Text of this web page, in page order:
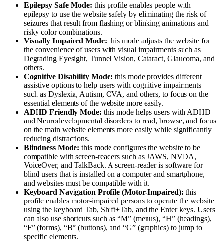
Epilepsy Safe Mode: this profile enables people with
epilepsy to use the website safely by eliminating the risk of
seizures that result from flashing or blinking animations and
risky color combinations.
Visually Impaired Mode: this mode adjusts the website for
the convenience of users with visual impairments such as
Degrading Eyesight, Tunnel Vision, Cataract, Glaucoma, and
others.
Cognitive Disability Mode: this mode provides different
assistive options to help users with cognitive impairments
such as Dyslexia, Autism, CVA, and others, to focus on the
essential elements of the website more easily.
ADHD Friendly Mode: this mode helps users with ADHD
and Neurodevelopmental disorders to read, browse, and focus
on the main website elements more easily while significantly
reducing distractions.
Blindness Mode: this mode configures the website to be
compatible with screen-readers such as JAWS, NVDA,
VoiceOver, and TalkBack. A screen-reader is software for
blind users that is installed on a computer and smartphone,
and websites must be compatible with it.
Keyboard Navigation Profile (Motor-Impaired): this
profile enables motor-impaired persons to operate the website
using the keyboard Tab, Shift+Tab, and the Enter keys. Users
can also use shortcuts such as “M” (menus), “H” (headings),
“F” (forms), “B” (buttons), and “G” (graphics) to jump to
specific elements.